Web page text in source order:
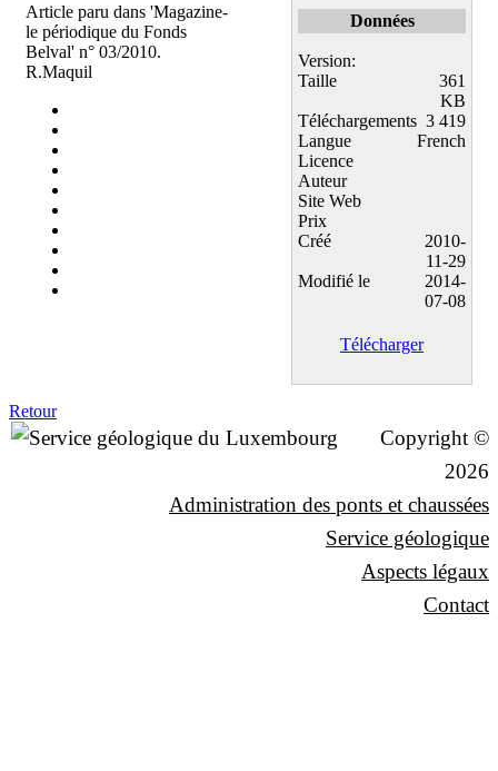
Article paru dans 'Magazine-
le périodique du Fonds
Belval' n° 03/2010.
R.Maquil
Données
Version:
Taille
361
KB
Téléchargements 3 419
Langue
French
Licence
Auteur
Site Web
Prix
Créé
2010-
11-29
Modifié le
2014-
07-08
Télécharger
Retour
Copyright ©
2026
Administration des ponts et chaussées
Service géologique
Aspects légaux
Contact